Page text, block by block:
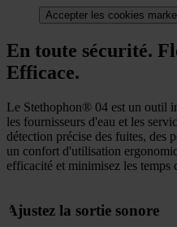
Accepter les cookies
En toute sécurité.
Efficace.
Le Stethophon® 04 est un outil
les fournisseurs d'eau et les
détection précise des fuites, des
un confort d'utilisation
efficacité et minimisez les temps
Ajustez la sortie sonore